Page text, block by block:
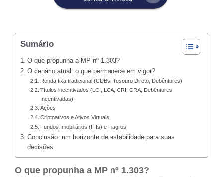
Sumário
O que propunha a MP nº 1.303?
O cenário atual: o que permanece em vigor?
Renda fixa tradicional (CDBs, Tesouro Direto, Debêntures)
Títulos incentivados (LCI, LCA, CRI, CRA, Debêntures
Incentivadas)
Ações
Criptoativos e Ativos Virtuais
Fundos Imobiliários (FIIs) e Fiagros
Conclusão: um horizonte de estabilidade para suas
decisões
O que propunha a MP nº 1.303?